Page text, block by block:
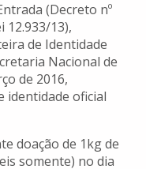
(Decreto nº
12.933/13),
de Identidade
Nacional de
de 2016,
identidade oficial
doação de 1kg de
somente) no dia